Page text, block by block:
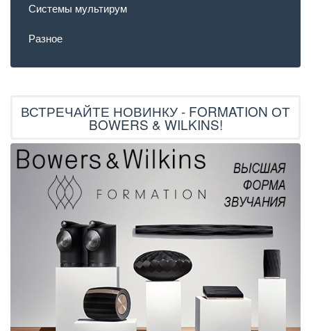
Системы мультирум
Разное
ВСТРЕЧАЙТЕ НОВИНКУ - FORMATION ОТ
BOWERS & WILKINS!